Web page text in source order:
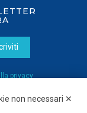
privacy
non necessari ✕